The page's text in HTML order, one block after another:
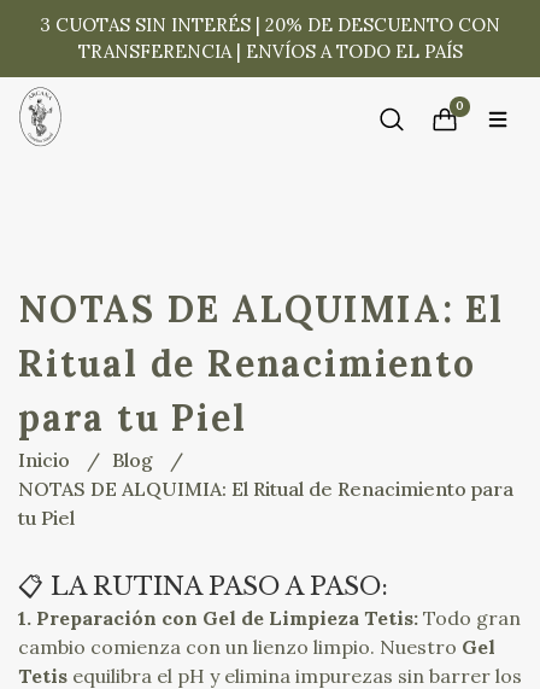
3 CUOTAS SIN INTERÉS | 20% DE DESCUENTO CON
TRANSFERENCIA | ENVÍOS A TODO EL PAÍS
0
NOTAS DE ALQUIMIA: El
Ritual de Renacimiento
para tu Piel
Inicio
Blog
NOTAS DE ALQUIMIA: El Ritual de Renacimiento para
tu Piel
📋 LA RUTINA PASO A PASO:
1. Preparación con Gel de Limpieza Tetis: Todo gran
cambio comienza con un lienzo limpio. Nuestro Gel
Tetis equilibra el pH y elimina impurezas sin barrer los